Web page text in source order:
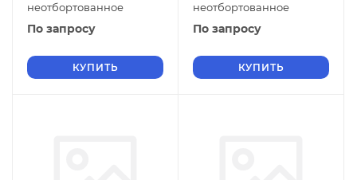
неотбортованное
По запросу
КУПИТЬ
неотбортованное
По запросу
КУПИТЬ